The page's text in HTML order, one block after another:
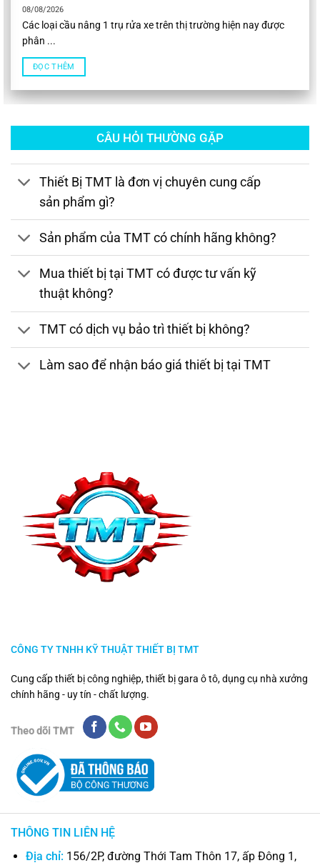
08/08/2026
Các loại cầu nâng 1 trụ rửa xe trên thị trường hiện nay được
phân ...
ĐỌC THÊM
CÂU HỎI THƯỜNG GẶP
Thiết Bị TMT là đơn vị chuyên cung cấp
sản phẩm gì?
Sản phẩm của TMT có chính hãng không?
Mua thiết bị tại TMT có được tư vấn kỹ
thuật không?
TMT có dịch vụ bảo trì thiết bị không?
Làm sao để nhận báo giá thiết bị tại TMT
CÔNG TY TNHH KỸ THUẬT THIẾT BỊ TMT
Cung cấp thiết bị công nghiệp, thiết bị gara ô tô, dụng cụ nhà xưởng
chính hãng - uy tín - chất lượng.
Theo dõi TMT
THÔNG TIN LIÊN HỆ
Địa chỉ: 156/2P, đường Thới Tam Thôn 17, ấp Đông 1,